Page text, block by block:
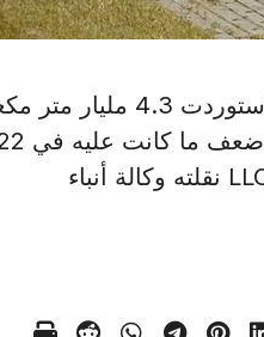
كييف في 6 يناير /أ ش أ/ أعلنت